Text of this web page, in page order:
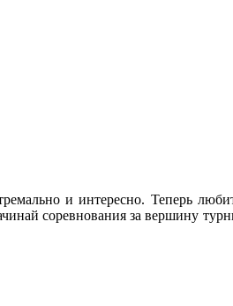
и интересно. Теперь
соревнования за вершину